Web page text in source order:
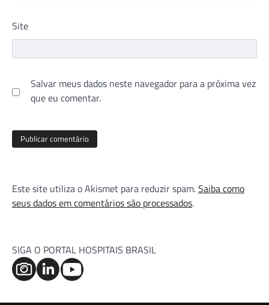
Site
Salvar meus dados neste navegador para a próxima vez
que eu comentar.
Este site utiliza o Akismet para reduzir spam.Saiba como
seus dados em comentários são processados.
SIGA O PORTAL HOSPITAIS BRASIL